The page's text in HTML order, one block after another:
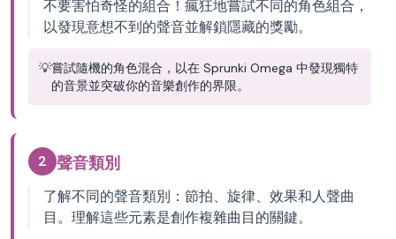
不要害怕奇怪的組合！瘋狂地嘗試不同的角色組合，
以發現意想不到的聲音並解鎖隱藏的獎勵。
💡嘗試隨機的角色混合，以在 Sprunki Omega 中發現獨特
的音景並突破你的音樂創作的界限。
2 聲音類別
了解不同的聲音類別：節拍、旋律、效果和人聲曲
目。理解這些元素是創作複雜曲目的關鍵。